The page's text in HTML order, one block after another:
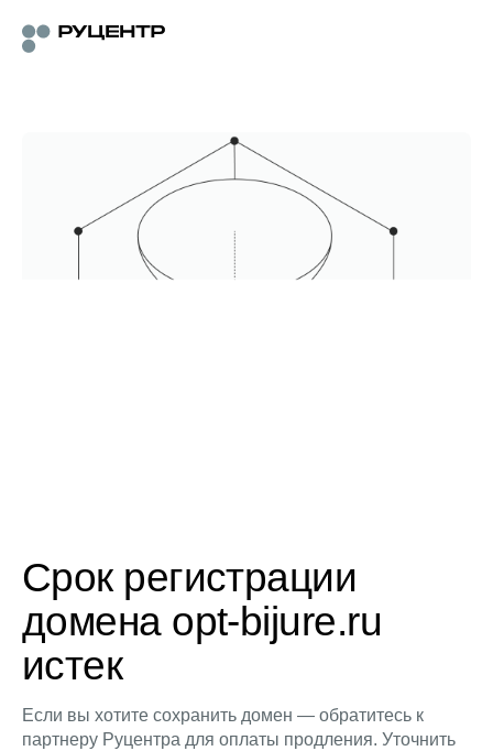
Срок регистрации
домена opt-bijure.ru
истек
Если вы хотите сохранить домен — обратитесь к
партнеру Руцентра для оплаты продления. Уточнить